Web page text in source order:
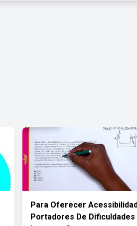
Para Oferecer
Portadores De Dificuldades